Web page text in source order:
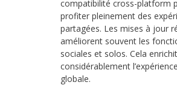
compatibilité cross-platform
profiter pleinement des
partagées. Les mises à jour
améliorent souvent les
sociales et solos. Cela enrichit
considérablement l’expérience
globale.